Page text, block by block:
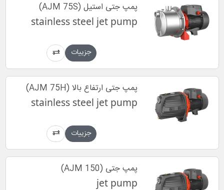
پمپ جتی استیل (AJM 75S)
stainless steel jet pump
جزییات
پمپ جتی ارتفاع بالا (AJM 75H)
stainless steel jet pump
جزییات
پمپ جتی (AJM 150)
jet pump